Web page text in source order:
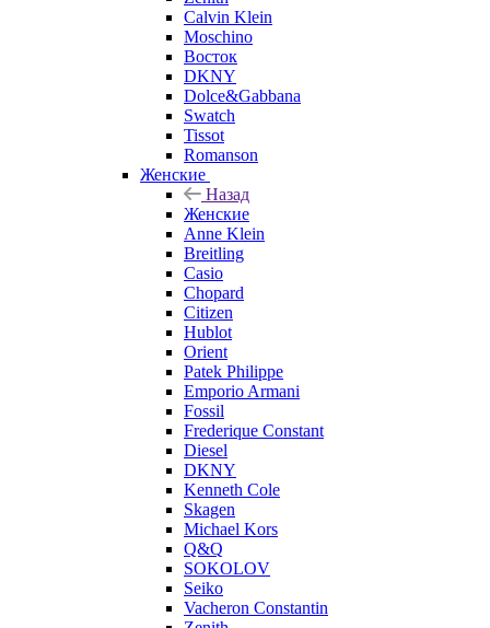
Calvin Klein
Moschino
Восток
DKNY
Dolce&Gabbana
Swatch
Tissot
Romanson
Женские
Назад
Женские
Anne Klein
Breitling
Casio
Chopard
Citizen
Hublot
Orient
Patek Philippe
Emporio Armani
Fossil
Frederique Constant
Diesel
DKNY
Kenneth Cole
Skagen
Michael Kors
Q&Q
SOKOLOV
Seiko
Vacheron Constantin